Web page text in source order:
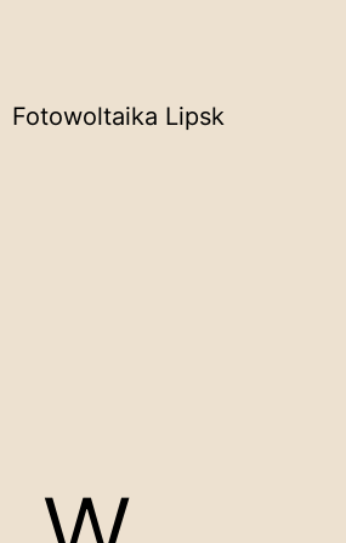
Fotowoltaika Lipsk